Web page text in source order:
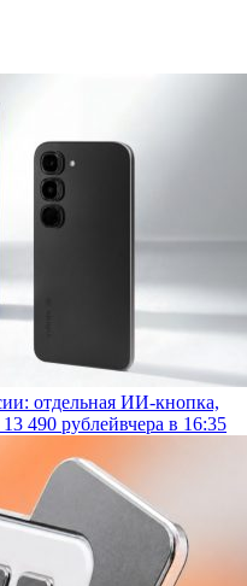
отдельная ИИ-кнопка,
490 рублейвчера в 16:35